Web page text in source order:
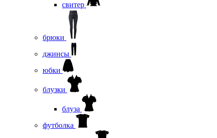
свитер
брюки
джинсы
юбки
блузки
блуза
футболка